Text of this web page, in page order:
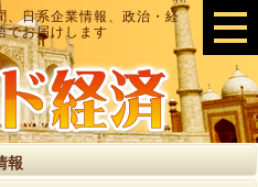
、日系企業情報、政治・経
でお届けします
報